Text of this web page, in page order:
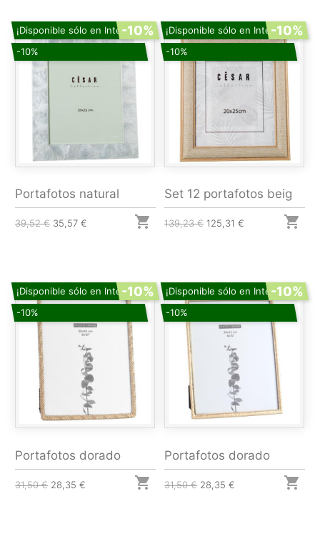
¡Disponible sólo en Internet!
-10%
-10%
Portafotos natural
39,52 € 35,57 € 
¡Disponible sólo en Internet!
-10%
-10%
Set 12 portafotos beig
139,23 € 125,31 € 
¡Disponible sólo en Internet!
-10%
-10%
Portafotos dorado
31,50 € 28,35 € 
¡Disponible sólo en Internet!
-10%
-10%
Portafotos dorado
31,50 € 28,35 € 